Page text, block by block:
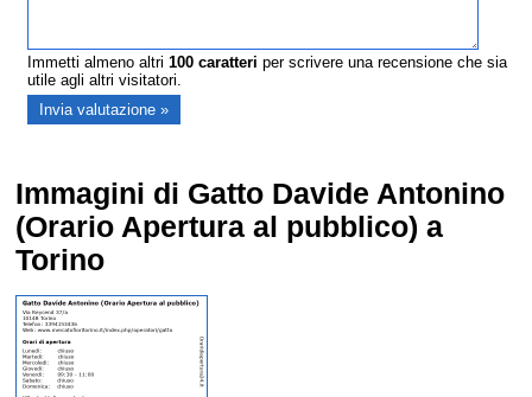
Immetti almeno altri100 caratteri per scrivere una recensione che sia
utile agli altri visitatori.
Immagini di Gatto Davide Antonino
(Orario Apertura al pubblico) a
Torino